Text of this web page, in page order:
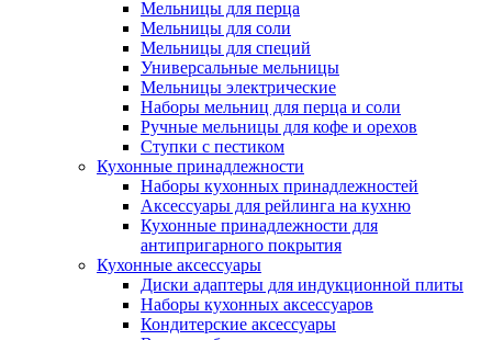
Мельницы для перца
Мельницы для соли
Мельницы для специй
Универсальные мельницы
Мельницы электрические
Наборы мельниц для перца и соли
Ручные мельницы для кофе и орехов
Ступки с пестиком
Кухонные принадлежности
Наборы кухонных принадлежностей
Аксессуары для рейлинга на кухню
Кухонные принадлежности для
антипригарного покрытия
Кухонные аксессуары
Диски адаптеры для индукционной плиты
Наборы кухонных аксессуаров
Кондитерские аксессуары